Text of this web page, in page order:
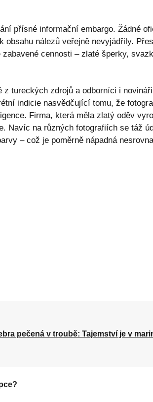
přísné informační embargo. Žádné
obsahu nálezů veřejně nevyjádřily.
cennosti – zlaté šperky,
tureckých zdrojů a odborníci i
indicie nasvědčující tomu, že
Firma, která měla zlatý oděv
Navíc na různých fotografiích se táž
– což je poměrně nápadná
pečená v troubě: Tajemství je v